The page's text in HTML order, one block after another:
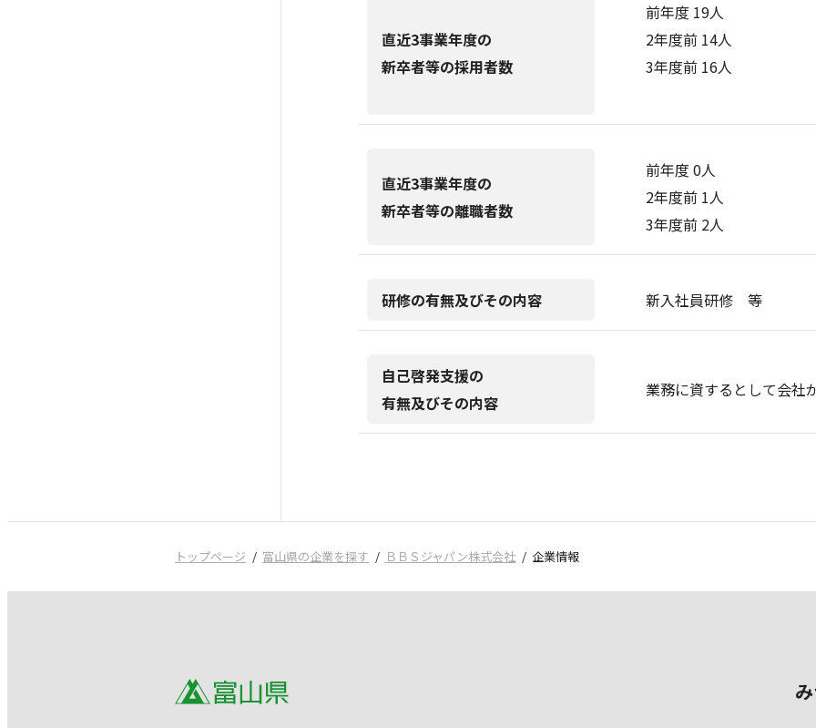
直近3事業年度の
新卒者等の採用者数
前年度 19人
2年度前 14人
3年度前 16人
直近3事業年度の
新卒者等の離職者数
前年度 0人
2年度前 1人
3年度前 2人
研修の有無及びその内容 新入社員研修 等
自己啓発支援の
有無及びその内容
業務に資するとして会
トップページ 富山県の企業を探す ＢＢＳジャパン株式会社 企業情報